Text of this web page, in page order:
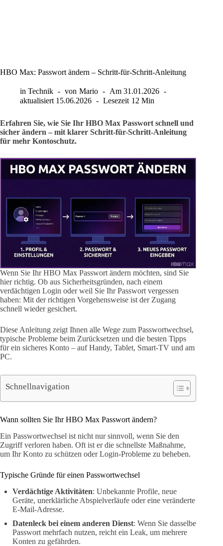
HBO Max: Passwort ändern – Schritt-für-Schritt-Anleitung
in Technik von Mario Am 31.01.2026
aktualisiert 15.06.2026 Lesezeit 12 Min
Erfahren Sie, wie Sie Ihr HBO Max Passwort schnell und
sicher ändern – mit klarer Schritt-für-Schritt-Anleitung
für mehr Kontoschutz.
Wenn Sie Ihr HBO Max Passwort ändern möchten, sind Sie
hier richtig. Ob aus Sicherheitsgründen, nach einem
verdächtigen Login oder weil Sie Ihr Passwort vergessen
haben: Mit der richtigen Vorgehensweise ist der Zugang
schnell wieder gesichert.
Diese Anleitung zeigt Ihnen alle Wege zum Passwortwechsel,
typische Probleme beim Zurücksetzen und die besten Tipps
für ein sicheres Konto – auf Handy, Tablet, Smart-TV und am
PC.
Schnellnavigation
Wann sollten Sie Ihr HBO Max Passwort ändern?
Ein Passwortwechsel ist nicht nur sinnvoll, wenn Sie den
Zugriff verloren haben. Oft ist er die schnellste Maßnahme,
um Ihr Konto zu schützen oder Login-Probleme zu beheben.
Typische Gründe für einen Passwortwechsel
Verdächtige Aktivitäten: Unbekannte Profile, neue
Geräte, unerklärliche Abspielverläufe oder eine veränderte
E-Mail-Adresse.
Datenleck bei einem anderen Dienst: Wenn Sie dasselbe
Passwort mehrfach nutzen, reicht ein Leak, um mehrere
Konten zu gefährden.